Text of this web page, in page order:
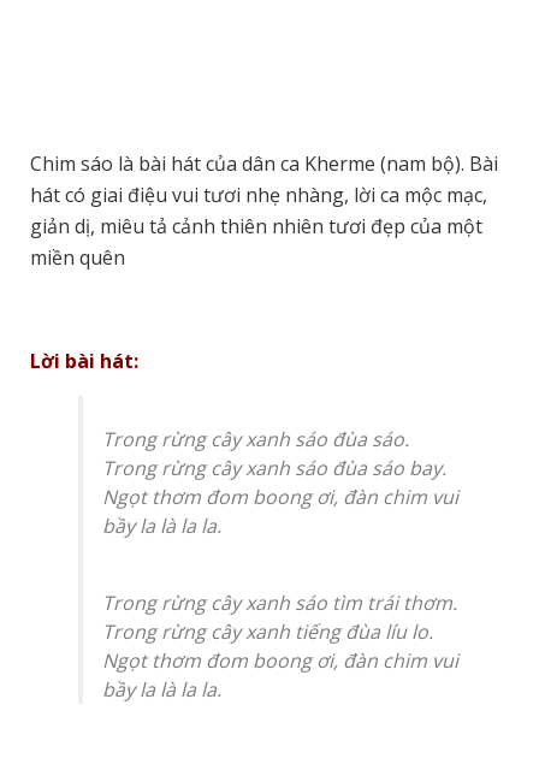
Chim sáo là bài hát của dân ca Kherme (nam bộ). Bài
hát có giai điệu vui tươi nhẹ nhàng, lời ca mộc mạc,
giản dị, miêu tả cảnh thiên nhiên tươi đẹp của một
miền quên
Lời bài hát:
Trong rừng cây xanh sáo đùa sáo.
Trong rừng cây xanh sáo đùa sáo bay.
Ngọt thơm đom boong ơi, đàn chim vui
bầy la là la la.
Trong rừng cây xanh sáo tìm trái thơm.
Trong rừng cây xanh tiếng đùa líu lo.
Ngọt thơm đom boong ơi, đàn chim vui
bầy la là la la.